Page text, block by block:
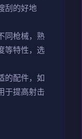
刮的好地
同枪械，熟
等特性，选
的配件，如
于提高射击